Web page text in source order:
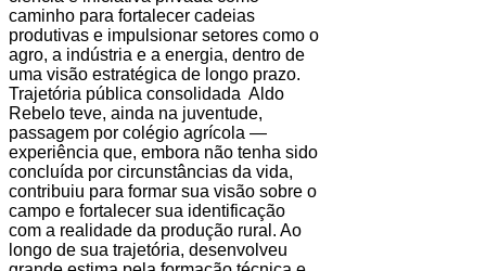
caminho para fortalecer cadeias
produtivas e impulsionar setores como o
agro, a indústria e a energia, dentro de
uma visão estratégica de longo prazo.
Trajetória pública consolidada Aldo
Rebelo teve, ainda na juventude,
passagem por colégio agrícola —
experiência que, embora não tenha sido
concluída por circunstâncias da vida,
contribuiu para formar sua visão sobre o
campo e fortalecer sua identificação
com a realidade da produção rural. Ao
longo de sua trajetória, desenvolveu